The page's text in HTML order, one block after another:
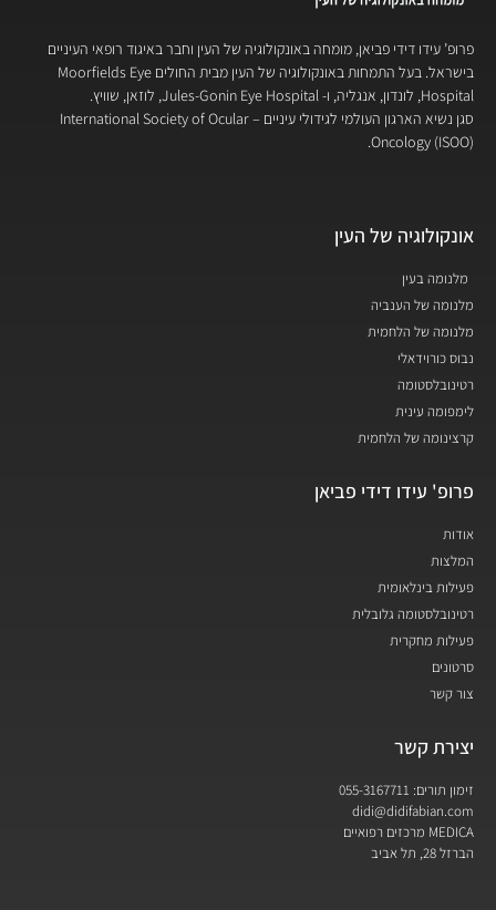
פרופ’ עידו דידי פביאן, מומחה באונקולוגיה של העין וחבר באיגוד רופאי העיניים
בישראל. בעל התמחות באונקולוגיה של העין מבית החולים Moorfields Eye
Hospital, לונדון, אנגליה, ו- Jules-Gonin Eye Hospital, לוזאן, שוויץ.
סגן נשיא הארגון העולמי לגידולי עיניים – International Society of Ocular
Oncology (ISOO).
אונקולוגיה של העין
מלנומה בעין
מלנומה של הענביה
מלנומה של הלחמית
נבוס כורוידאלי
רטינובלסטומה
לימפומה עינית
קרצינומה של הלחמית
פרופ' עידו דידי פביאן
אודות
המלצות
פעילות בינלאומית
רטינובלסטומה גלובלית
פעילות מחקרית
סרטונים
צור קשר
יצירת קשר
זימון תורים: 055-3167711
didi@didifabian.com
MEDICA מרכזים רפואיים
הברזל 28, תל אביב